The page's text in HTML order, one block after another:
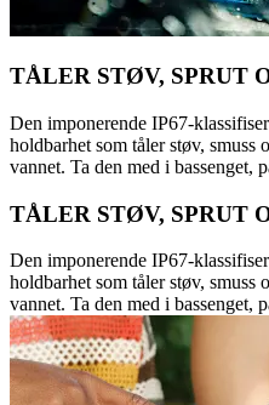
TÅLER STØV, SPRUT
Den imponerende IP67-
holdbarhet som tåler støv,
vannet. Ta den med i bassenget,
TÅLER STØV, SPRUT
Den imponerende IP67-
holdbarhet som tåler støv,
vannet. Ta den med i bassenget,